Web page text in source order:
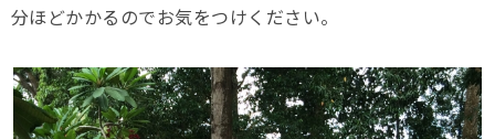
分ほどかかるのでお気をつけください。